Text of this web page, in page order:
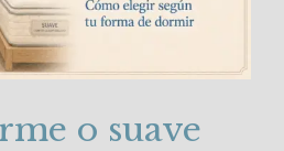
o suave